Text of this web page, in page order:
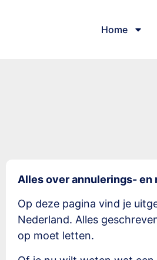
Home
Alles over annulerings-
Op deze pagina vind je
Nederland. Alles
op moet letten.